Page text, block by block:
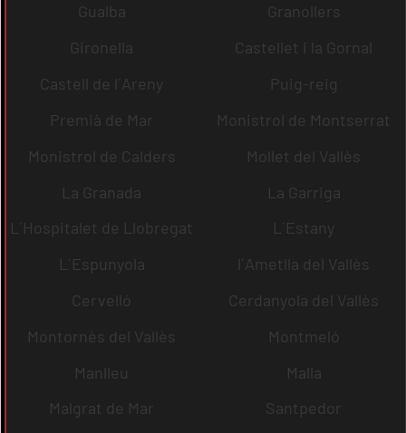
Gualba
Granollers
Gironella
Castellet i la Gornal
Castell de l´Areny
Puig-reig
Premià de Mar
Monistrol de Montserrat
Monistrol de Calders
Mollet del Vallès
La Granada
La Garriga
L´Hospitalet de Llobregat
L´Estany
L´Espunyola
l´Ametlla del Vallès
Cervelló
Cerdanyola del Vallès
Montornès del Vallès
Montmeló
Manlleu
Malla
Malgrat de Mar
Santpedor